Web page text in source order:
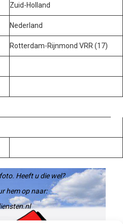
Zuid-Holland
Nederland
Rotterdam-Rijnmond VRR (17)
Heeft u die wel?
hem op naar: